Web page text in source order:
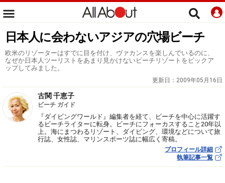
日本人に会わないアジアの穴場ビーチ
欧米のリゾーターはすでに目を付け、ヴァカンスを楽しんでいるのに、
なぜか日本人ツーリストをあまり見かけないビーチリゾートをピックア
ップしてみました。
更新日： 2009年05月16日
古関 千恵子
ビーチ ガイド
『ダイビングワールド』編集者を経て、ビーチを中心に活躍す
るビーチライターに転身。ビーチにフォーカスすること20年以
上。海にまつわるリゾート、ダイビング、環境などについて旅
行誌、女性誌、マリンスポーツ誌に幅広く寄稿。
プロフィール詳細
執筆記事一覧